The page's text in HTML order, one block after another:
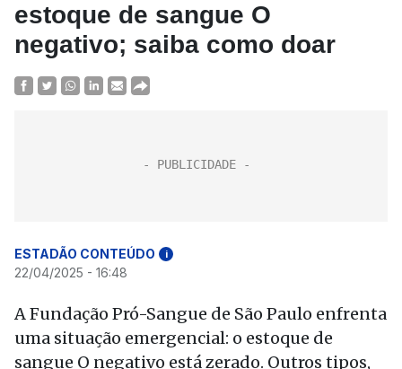
estoque de sangue O
negativo; saiba como doar
ESTADÃO CONTEÚDO i
22/04/2025 - 16:48
A Fundação Pró-Sangue de São Paulo enfrenta
uma situação emergencial: o estoque de
sangue O negativo está zerado. Outros tipos,